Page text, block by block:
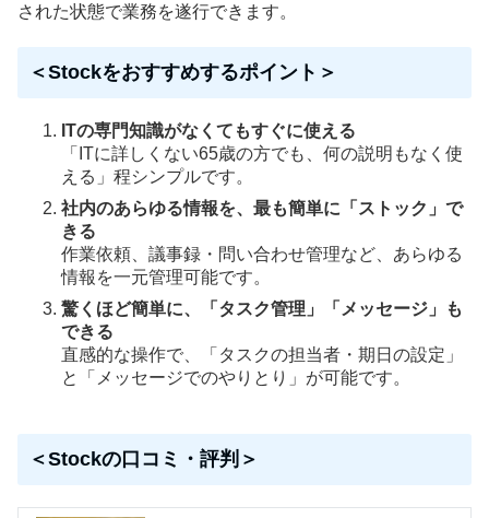
された状態で業務を遂行できます。
＜Stockをおすすめするポイント＞
ITの専門知識がなくてもすぐに使える
「ITに詳しくない65歳の方でも、何の説明もなく使
える」程シンプルです。
社内のあらゆる情報を、最も簡単に「ストック」で
きる
作業依頼、議事録・問い合わせ管理など、あらゆる
情報を一元管理可能です。
驚くほど簡単に、「タスク管理」「メッセージ」も
できる
直感的な操作で、「タスクの担当者・期日の設定」
と「メッセージでのやりとり」が可能です。
＜Stockの口コミ・評判＞